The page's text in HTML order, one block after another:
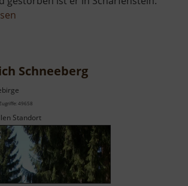
Schneeberg
49658
Standort